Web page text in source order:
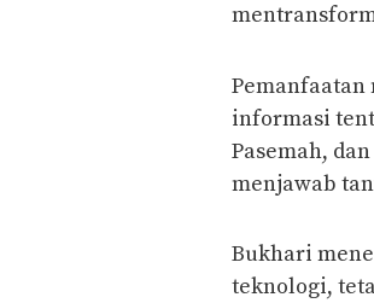
informasi
Pasemah,
menjawab
Bukhari
teknologi,